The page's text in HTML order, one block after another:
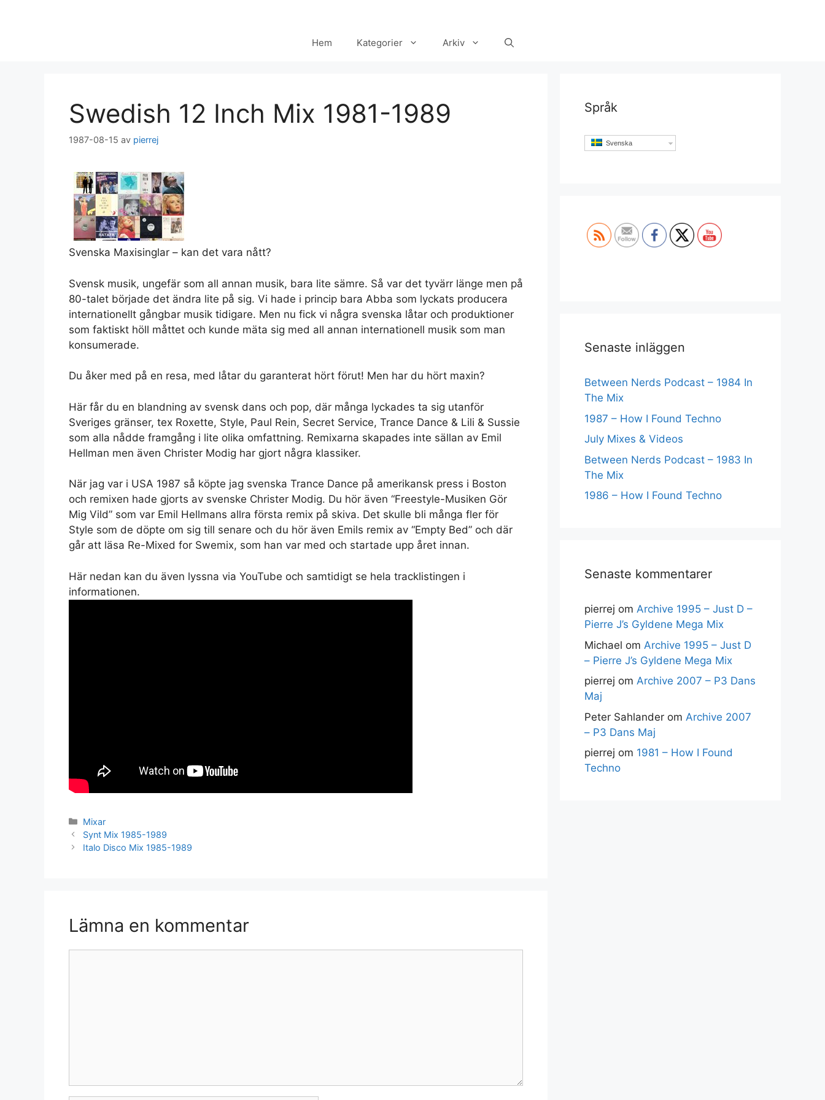
Hem Kategorier Arkiv
Swedish 12 Inch Mix 1981-1989
1987-08-15 av pierrej
Svenska Maxisinglar – kan det vara nått?
Svensk musik, ungefär som all annan musik, bara lite sämre. Så var det tyvärr länge men på
80-talet började det ändra lite på sig. Vi hade i princip bara Abba som lyckats producera
internationellt gångbar musik tidigare. Men nu fick vi några svenska låtar och produktioner
som faktiskt höll måttet och kunde mäta sig med all annan internationell musik som man
konsumerade.
Du åker med på en resa, med låtar du garanterat hört förut! Men har du hört maxin?
Här får du en blandning av svensk dans och pop, där många lyckades ta sig utanför
Sveriges gränser, tex Roxette, Style, Paul Rein, Secret Service, Trance Dance & Lili & Sussie
som alla nådde framgång i lite olika omfattning. Remixarna skapades inte sällan av Emil
Hellman men även Christer Modig har gjort några klassiker.
När jag var i USA 1987 så köpte jag svenska Trance Dance på amerikansk press i Boston
och remixen hade gjorts av svenske Christer Modig. Du hör även “Freestyle-Musiken Gör
Mig Vild” som var Emil Hellmans allra första remix på skiva. Det skulle bli många fler för
Style som de döpte om sig till senare och du hör även Emils remix av “Empty Bed” och där
går att läsa Re-Mixed for Swemix, som han var med och startade upp året innan.
Här nedan kan du även lyssna via YouTube och samtidigt se hela tracklistingen i
informationen.
Kategorier
Mixar
Synt Mix 1985-1989
Italo Disco Mix 1985-1989
Lämna en kommentar
Språk
Svenska
Senaste inläggen
Between Nerds Podcast – 1984 In
The Mix
1987 – How I Found Techno
July Mixes & Videos
Between Nerds Podcast – 1983 In
The Mix
1986 – How I Found Techno
Senaste kommentarer
pierrej om Archive 1995 – Just D –
Pierre J’s Gyldene Mega Mix
Michael om Archive 1995 – Just D
– Pierre J’s Gyldene Mega Mix
pierrej om Archive 2007 – P3 Dans
Maj
Peter Sahlander om Archive 2007
– P3 Dans Maj
pierrej om 1981 – How I Found
Techno
Set Youtube Channel ID